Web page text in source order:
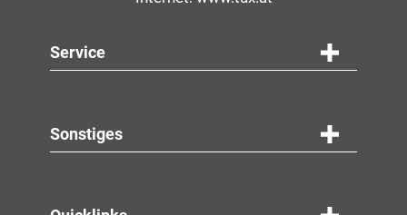
Navigation
Service
Sonstiges